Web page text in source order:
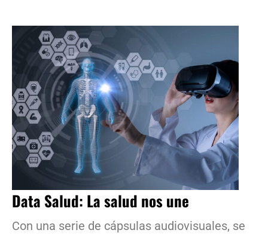
Data Salud: La salud nos une
Con una serie de cápsulas audiovisuales, se